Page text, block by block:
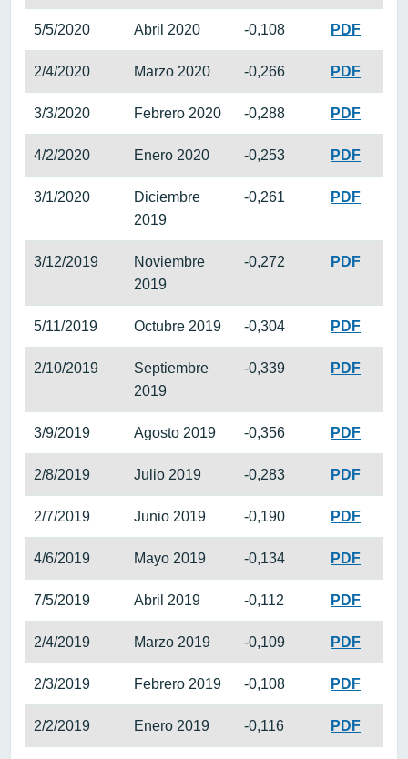
5/5/2020 Abril 2020 -0,108 PDF
2/4/2020 Marzo 2020 -0,266 PDF
3/3/2020 Febrero 2020 -0,288 PDF
4/2/2020 Enero 2020 -0,253 PDF
3/1/2020
Diciembre
2019
-0,261 PDF
3/12/2019
Noviembre
2019
-0,272 PDF
5/11/2019 Octubre 2019 -0,304 PDF
2/10/2019
Septiembre
2019
-0,339 PDF
3/9/2019 Agosto 2019 -0,356 PDF
2/8/2019 Julio 2019 -0,283 PDF
2/7/2019 Junio 2019 -0,190 PDF
4/6/2019 Mayo 2019 -0,134 PDF
7/5/2019 Abril 2019 -0,112 PDF
2/4/2019 Marzo 2019 -0,109 PDF
2/3/2019 Febrero 2019 -0,108 PDF
2/2/2019 Enero 2019 -0,116 PDF